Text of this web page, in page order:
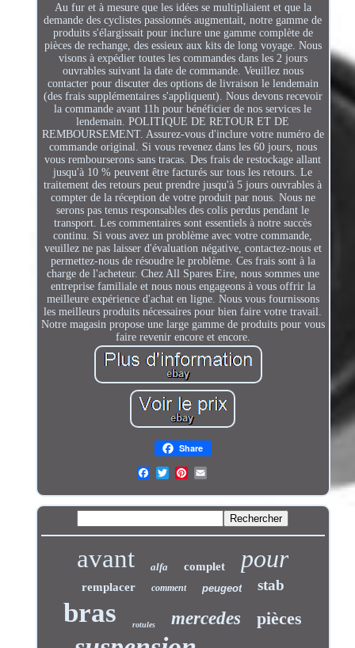
Au fur et à mesure que les idées se multipliaient et que la
demande des cyclistes passionnés augmentait, notre gamme de
produits s'élargissait pour inclure une gamme complète de
pièces de rechange, des essieux aux kits de long voyage. Nous
visons à expédier toutes les commandes dans les 2 jours
ouvrables suivant la date de commande. Veuillez nous
contacter pour discuter des options de livraison le lendemain
(des frais supplémentaires s'appliquent). Nous devons recevoir
la commande avant 11h pour bénéficier de nos services le
lendemain. POLITIQUE DE RETOUR ET DE
REMBOURSEMENT. Assurez-vous d'inclure votre numéro de
commande original. Si vous revenez dans les 60 jours, nous
vous rembourserons sans tracas. Des frais de restockage allant
jusqu'à 10 % peuvent être facturés sur tous les retours. Le
traitement des retours peut prendre jusqu'à 5 jours ouvrables à
compter de la réception de votre produit par nous. Nous ne
serons pas tenus responsables des colis perdus pendant le
transport. Les commentaires sont essentiels à notre succès
continu. Si vous avez un problème avec votre commande,
veuillez ne pas laisser d'évaluation négative, contactez-nous et
permettez-nous de résoudre le problème. Ces frais sont à la
charge de l'acheteur. Chez All Spares Eire, nous sommes une
entreprise familiale et nous nous engageons à vous offrir la
meilleure expérience d'achat en ligne. Nous vous fournissons
les meilleurs produits nécessaires pour bien faire votre travail.
Notre magasin propose une large gamme de produits pour vous
faire revenir encore et encore.
Share
avant alfa complet pour
remplacer comment peugeot stab
bras rotules mercedes pièces